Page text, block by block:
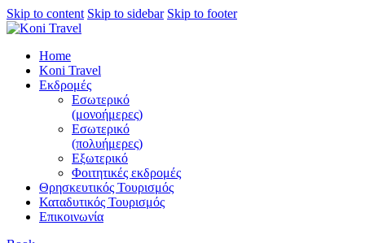
Skip to content Skip to sidebar Skip to footer
Home
Koni Travel
Εκδρομές
Εσωτερικό
(μονοήμερες)
Εσωτερικό
(πολυήμερες)
Εξωτερικό
Φοιτητικές εκδρομές
Θρησκευτικός Τουρισμός
Καταδυτικός Τουρισμός
Επικοινωνία